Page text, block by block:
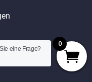
eine Frage?
0